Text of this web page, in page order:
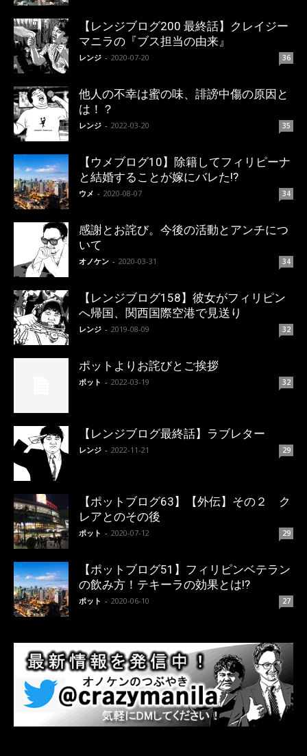
【レンジブログ200 最終話】クレイジー
マニラの『ブス担当の由来』
レンジ - 2020-07-20 36
他人の不幸は蜜の味、誹謗中傷の原因と
は！？
レンジ - 2022-03-20 35
【ウメブログ10】除籍してフィリピーナ
と結婚することが嫁にバレた!?
ウメ - 2020-08-07 34
感謝とお詫び。今後の活動とアンチにつ
いて
オノケン - 2020-03-31 34
【レンジブログ158】彼女がフィリピン
へ帰国、関西国際空港で見送り
レンジ - 2019-08-09 32
ポットよりお詫びとご挨拶
ポット - 2022-03-19 32
【レンジブログ最終話】ラブレター
レンジ - 2022-11-21 29
【ポットブログ63】【外伝】その２ ク
レアとのその後
ポット - 2020-07-12 29
【ポットブログ51】フィリピンベテラン
の飲み方！テキーラの効果とは!?
ポット - 2020-06-10 27